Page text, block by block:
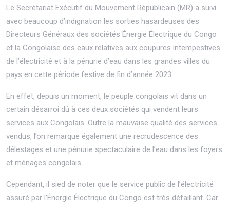
Le Secrétariat Exécutif du Mouvement Républicain (MR) a suivi
avec beaucoup d’indignation les sorties hasardeuses des
Directeurs Généraux des sociétés Énergie Électrique du Congo
et la Congolaise des eaux relatives aux coupures intempestives
de l’électricité et à la pénurie d’eau dans les grandes villes du
pays en cette période festive de fin d’année 2023.
En effet, depuis un moment, le peuple congolais vit dans un
certain désarroi dû à ces deux sociétés qui vendent leurs
services aux Congolais. Outre la mauvaise qualité des services
vendus, l’on remarque également une recrudescence des
délestages et une pénurie spectaculaire de l’eau dans les foyers
et ménages congolais.
Cependant, il sied de noter que le service public de l’électricité
assuré par l’Énergie Électrique du Congo est très défaillant. Car